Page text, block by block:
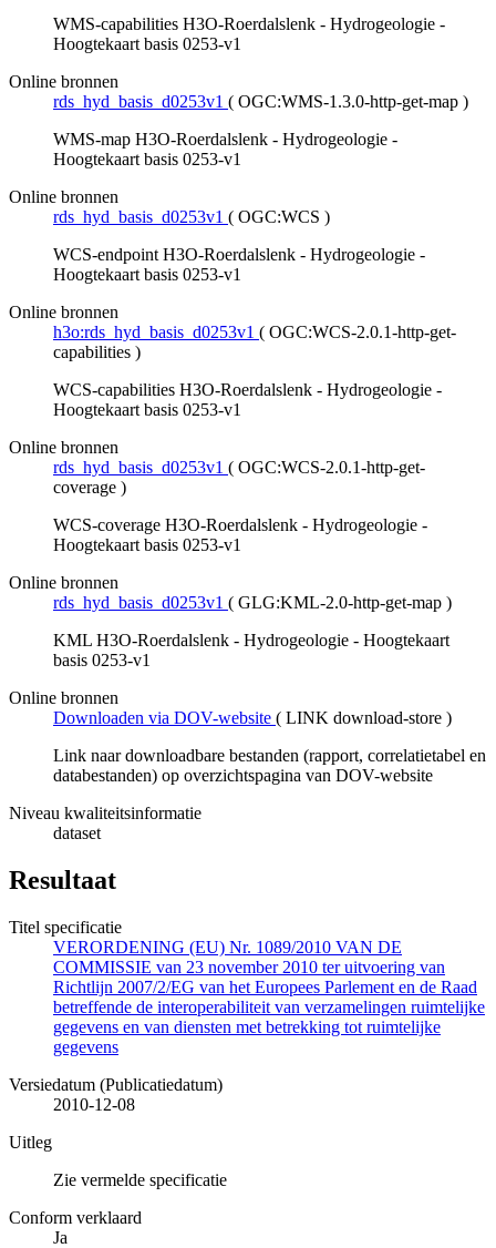
WMS-capabilities H3O-Roerdalslenk - Hydrogeologie -
Hoogtekaart basis 0253-v1
Online bronnen
rds_hyd_basis_d0253v1 ( OGC:WMS-1.3.0-http-get-map )
WMS-map H3O-Roerdalslenk - Hydrogeologie -
Hoogtekaart basis 0253-v1
Online bronnen
rds_hyd_basis_d0253v1 ( OGC:WCS )
WCS-endpoint H3O-Roerdalslenk - Hydrogeologie -
Hoogtekaart basis 0253-v1
Online bronnen
h3o:rds_hyd_basis_d0253v1 ( OGC:WCS-2.0.1-http-get-
capabilities )
WCS-capabilities H3O-Roerdalslenk - Hydrogeologie -
Hoogtekaart basis 0253-v1
Online bronnen
rds_hyd_basis_d0253v1 ( OGC:WCS-2.0.1-http-get-
coverage )
WCS-coverage H3O-Roerdalslenk - Hydrogeologie -
Hoogtekaart basis 0253-v1
Online bronnen
rds_hyd_basis_d0253v1 ( GLG:KML-2.0-http-get-map )
KML H3O-Roerdalslenk - Hydrogeologie - Hoogtekaart
basis 0253-v1
Online bronnen
Downloaden via DOV-website ( LINK download-store )
Link naar downloadbare bestanden (rapport, correlatietabel en
databestanden) op overzichtspagina van DOV-website
Niveau kwaliteitsinformatie
dataset
Resultaat
Titel specificatie
VERORDENING (EU) Nr. 1089/2010 VAN DE
COMMISSIE van 23 november 2010 ter uitvoering van
Richtlijn 2007/2/EG van het Europees Parlement en de Raad
betreffende de interoperabiliteit van verzamelingen ruimtelijke
gegevens en van diensten met betrekking tot ruimtelijke
gegevens
Versiedatum (Publicatiedatum)
2010-12-08
Uitleg
Zie vermelde specificatie
Conform verklaard
Ja